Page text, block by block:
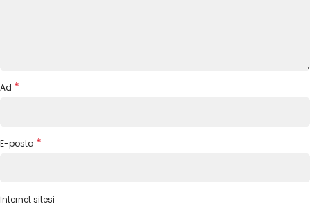
Ad *
E-posta *
İnternet sitesi